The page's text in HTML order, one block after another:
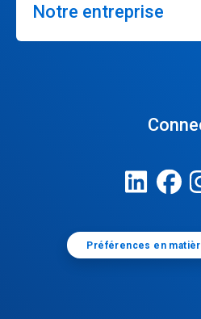
Notre entreprise
Préférences en